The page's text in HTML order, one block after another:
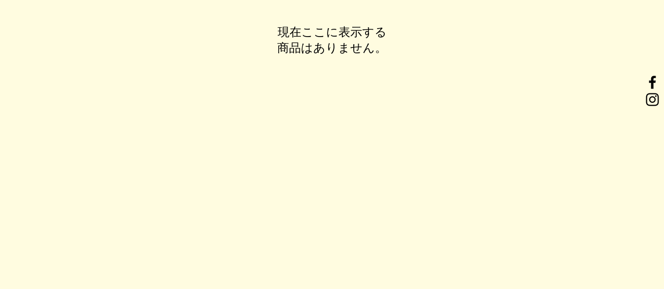
現在ここに表示する
商品はありません。